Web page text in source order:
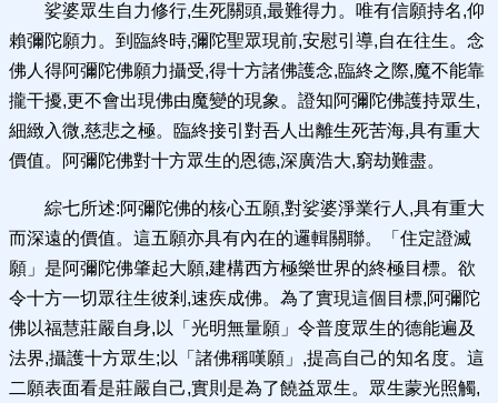
娑婆眾生自力修行,生死關頭,最難得力。唯有信願持名,仰
賴彌陀願力。到臨終時,彌陀聖眾現前,安慰引導,自在往生。念
佛人得阿彌陀佛願力攝受,得十方諸佛護念,臨終之際,魔不能靠
攏干擾,更不會出現佛由魔變的現象。證知阿彌陀佛護持眾生,
細緻入微,慈悲之極。臨終接引對吾人出離生死苦海,具有重大
價值。阿彌陀佛對十方眾生的恩德,深廣浩大,窮劫難盡。
綜七所述:阿彌陀佛的核心五願,對娑婆淨業行人,具有重大
而深遠的價值。這五願亦具有內在的邏輯關聯。「住定證滅
願」是阿彌陀佛肇起大願,建構西方極樂世界的終極目標。欲
令十方一切眾往生彼剎,速疾成佛。為了實現這個目標,阿彌陀
佛以福慧莊嚴自身,以「光明無量願」令普度眾生的德能遍及
法界,攝護十方眾生;以「諸佛稱嘆願」,提高自己的知名度。這
二願表面看是莊嚴自己,實則是為了饒益眾生。眾生蒙光照觸,